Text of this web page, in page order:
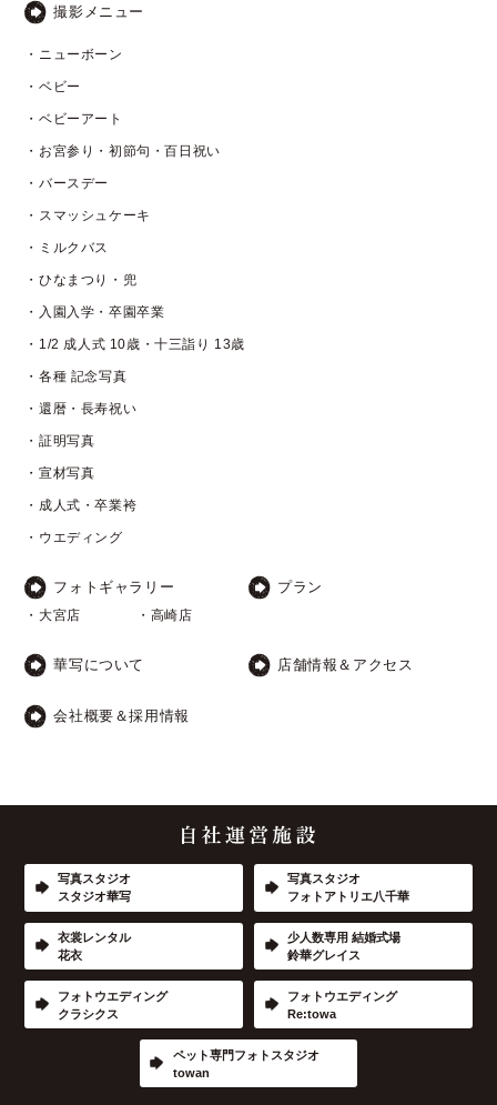
撮影メニュー
・ニューボーン
・ベビー
・ベビーアート
・お宮参り・初節句・百日祝い
・バースデー
・スマッシュケーキ
・ミルクバス
・ひなまつり・兜
・入園入学・卒園卒業
・1/2 成人式 10歳・十三詣り 13歳
・各種 記念写真
・還暦・長寿祝い
・証明写真
・宣材写真
・成人式・卒業袴
・ウエディング
フォトギャラリー
・大宮店 ・高崎店
プラン
華写について 店舗情報＆アクセス
会社概要＆採用情報
写真スタジオ
スタジオ華写
写真スタジオ
フォトアトリエ八千華
衣裳レンタル
花衣
少人数専用 結婚式場
鈴華グレイス
フォトウエディング
クラシクス
フォトウエディング
Re:towa
ペット専門フォトスタジオ
towan